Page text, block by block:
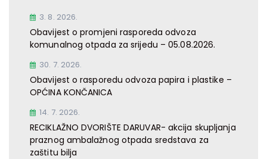
3. 8. 2026.
Obavijest o promjeni rasporeda odvoza
komunalnog otpada za srijedu – 05.08.2026.
30. 7. 2026.
Obavijest o rasporedu odvoza papira i plastike –
OPĆINA KONČANICA
14. 7. 2026.
RECIKLAŽNO DVORIŠTE DARUVAR- akcija skupljanja
praznog ambalažnog otpada sredstava za
zaštitu bilja